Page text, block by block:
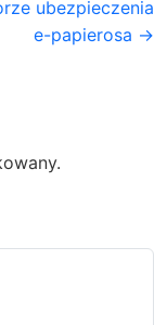
ubezpieczenia
e-papierosa →